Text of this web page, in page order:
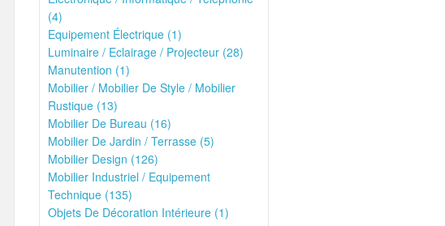
(4)
Equipement Électrique (1)
Luminaire / Eclairage / Projecteur (28)
Manutention (1)
Mobilier / Mobilier De Style / Mobilier
Rustique (13)
Mobilier De Bureau (16)
Mobilier De Jardin / Terrasse (5)
Mobilier Design (126)
Mobilier Industriel / Equipement
Technique (135)
Objets De Décoration Intérieure (1)